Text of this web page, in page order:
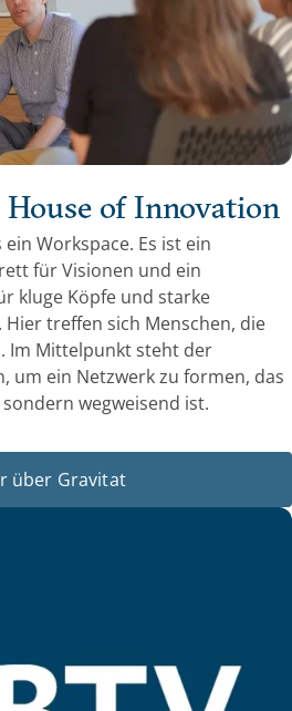
of Innovation
ein Workspace. Es ist ein
für Visionen und ein
kluge Köpfe und starke
Hier treffen sich Menschen, die
Im Mittelpunkt steht der
um ein Netzwerk zu formen, das
wegweisend ist.
über Gravitat